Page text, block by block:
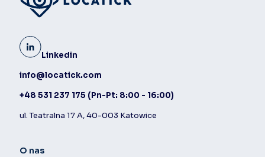
Linkedin
info@locatick.com
+48 531 237 175 (Pn-Pt: 8:00 - 16:00)
ul. Teatralna 17 A, 40-003 Katowice
O nas